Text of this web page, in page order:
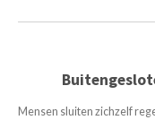
Mensen sluiten zichzelf